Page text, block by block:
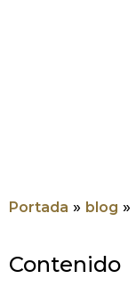
Portada » blog »
Contenido